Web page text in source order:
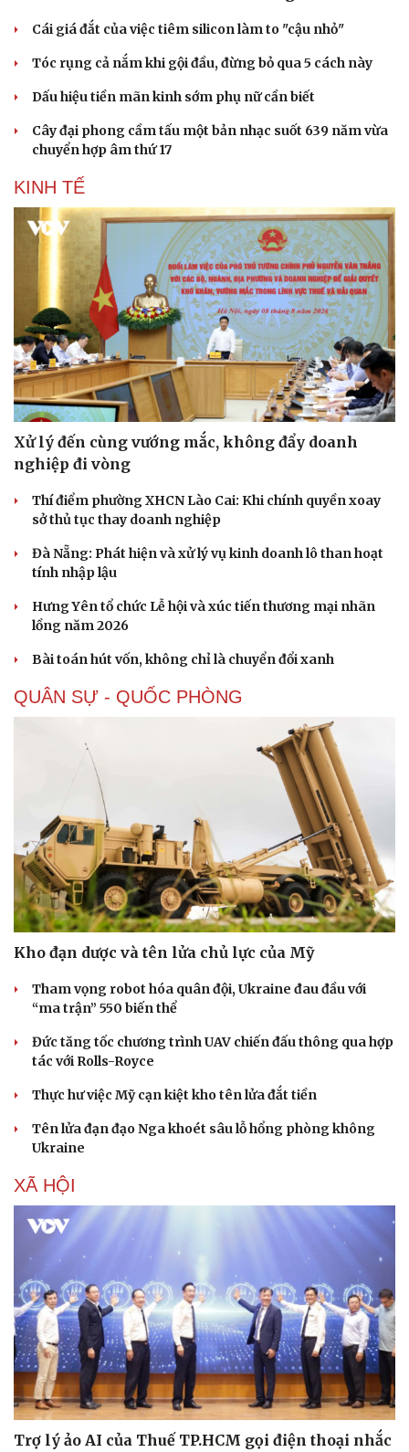
Sức khỏe
Dinh dưỡng - món ngon
Cây thuốc
Sản phụ khoa
Nhi khoa
Nam khoa
Phòng mạch online
Ăn sạch sống khỏe
Đời sống
Nhà đẹp
Blog
Tình yêu - Gia đình
Cái giá đắt của việc tiêm silicon làm to "cậu nhỏ"
Tóc rụng cả nắm khi gội đầu, đừng bỏ qua 5 cách này
Dấu hiệu tiền mãn kinh sớm phụ nữ cần biết
Cây đại phong cầm tấu một bản nhạc suốt 639 năm vừa
chuyển hợp âm thứ 17
KINH TẾ
Xử lý đến cùng vướng mắc, không đẩy doanh
nghiệp đi vòng
Thí điểm phường XHCN Lào Cai: Khi chính quyền xoay
sở thủ tục thay doanh nghiệp
Đà Nẵng: Phát hiện và xử lý vụ kinh doanh lô than hoạt
tính nhập lậu
Hưng Yên tổ chức Lễ hội và xúc tiến thương mại nhãn
lồng năm 2026
Bài toán hút vốn, không chỉ là chuyển đổi xanh
QUÂN SỰ - QUỐC PHÒNG
Kho đạn dược và tên lửa chủ lực của Mỹ
Tham vọng robot hóa quân đội, Ukraine đau đầu với
“ma trận” 550 biến thể
Đức tăng tốc chương trình UAV chiến đấu thông qua hợp
tác với Rolls-Royce
Thực hư việc Mỹ cạn kiệt kho tên lửa đắt tiền
Tên lửa đạn đạo Nga khoét sâu lỗ hổng phòng không
Ukraine
XÃ HỘI
Trợ lý ảo AI của Thuế TP.HCM gọi điện thoại nhắc